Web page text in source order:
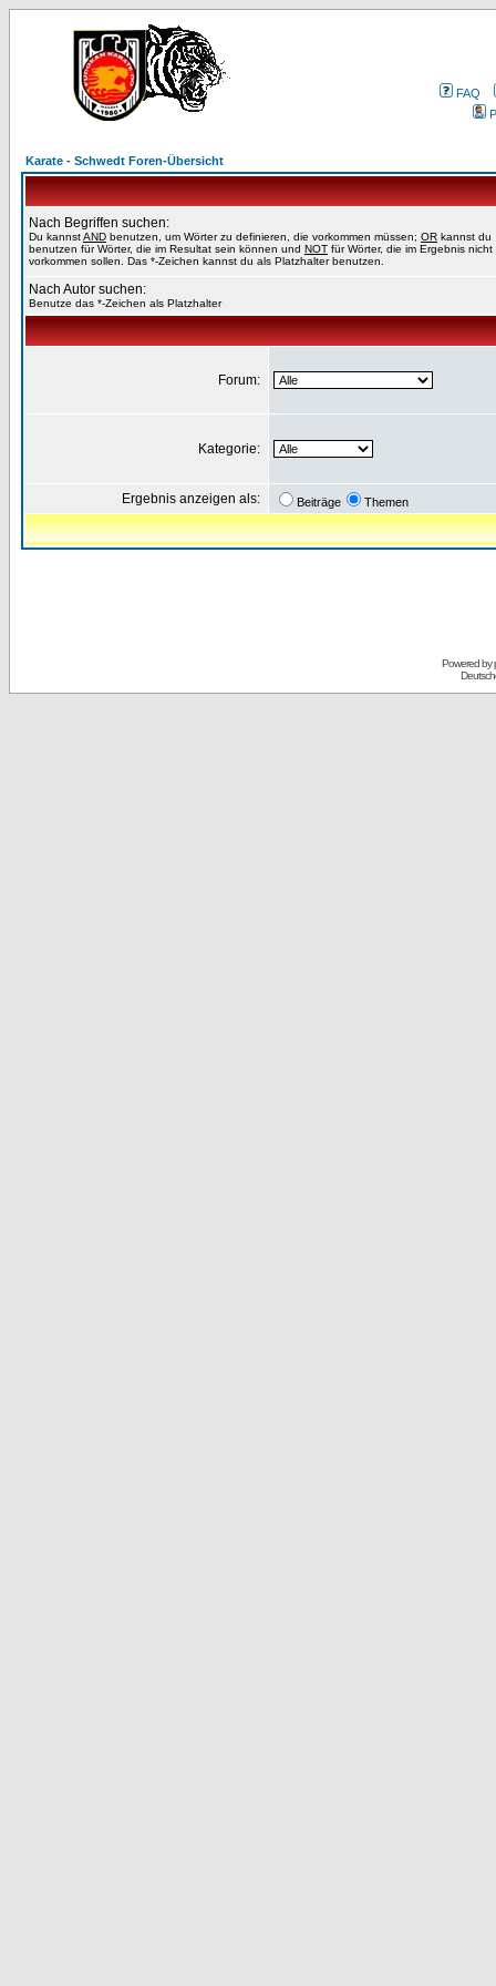
FAQ
Karate - Schwedt Foren-Übersicht
Nach Begriffen suchen:
Du kannstAND benutzen, um Wörter zu definieren, die vorkommen müssen; OR kannst du
benutzen für Wörter, die im Resultat sein können und NOT für Wörter, die im Ergebnis nicht
vorkommen sollen. Das *-Zeichen kannst du als Platzhalter benutzen.
Nach Autor suchen:
Benutze das *-Zeichen als Platzhalter
Forum:
Kategorie:
Ergebnis anzeigen als: Beiträge Themen
Powered by